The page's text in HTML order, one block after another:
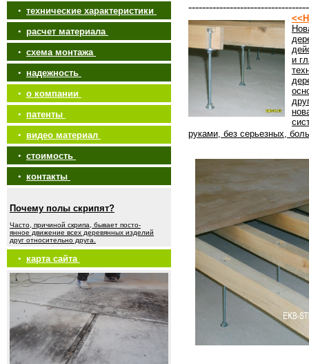
• технические характеристики
• расчет материала
• схема монтажа
• надежность
• о компании
• патенты
• видео материал
• стоимость
• контакты
Почему полы скрипят?
Часто, причиной скрипа, бывает посто-
янное движение всех деревянных изделий
друг относительно друга.
• карта сайта
и
руками, без серьезных,